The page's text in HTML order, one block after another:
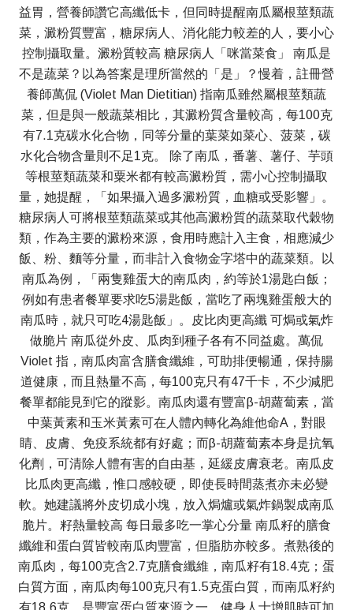
益胃，營養師讚它高纖低卡，但同時提醒南瓜屬根莖類蔬
菜，澱粉質豐富，糖尿病人、消化能力較差的人，要小心
控制攝取量。澱粉質較高 糖尿病人「咪當菜食」 南瓜是
不是蔬菜？以為答案是理所當然的「是」？慢着，註冊營
養師萬侃 (Violet Man Dietitian) 指南瓜雖然屬根莖類蔬
菜，但是與一般蔬菜相比，其澱粉質含量較高，每100克
有7.1克碳水化合物，同等分量的葉菜如菜心、菠菜，碳
水化合物含量則不足1克。 除了南瓜，番薯、薯仔、芋頭
等根莖類蔬菜和粟米都有較高澱粉質，需小心控制攝取
量，她提醒，「如果攝入過多澱粉質，血糖或受影響」。
糖尿病人可將根莖類蔬菜或其他高澱粉質的蔬菜取代穀物
類，作為主要的澱粉來源，食用時應計入主食，相應減少
飯、粉、麵等分量，而非計入食物金字塔中的蔬菜類。以
南瓜為例，「兩隻雞蛋大的南瓜肉，約等於1湯匙白飯；
例如有患者餐單要求吃5湯匙飯，當吃了兩塊雞蛋般大的
南瓜時，就只可吃4湯匙飯」。皮比肉更高纖 可焗或氣炸
做脆片 南瓜從外皮、瓜肉到種子各有不同益處。萬侃
Violet 指，南瓜肉富含膳食纖維，可助排便暢通，保持腸
道健康，而且熱量不高，每100克只有47千卡，不少減肥
餐單都能見到它的蹤影。南瓜肉還有豐富β-胡蘿蔔素，當
中葉黃素和玉米黃素可在人體內轉化為維他命A，對眼
睛、皮膚、免疫系統都有好處；而β-胡蘿蔔素本身是抗氧
化劑，可清除人體有害的自由基，延緩皮膚衰老。南瓜皮
比瓜肉更高纖，惟口感較硬，即使長時間蒸煮亦未必變
軟。她建議將外皮切成小塊，放入焗爐或氣炸鍋製成南瓜
脆片。籽熱量較高 每日最多吃一掌心分量 南瓜籽的膳食
纖維和蛋白質皆較南瓜肉豐富，但脂肪亦較多。煮熟後的
南瓜肉，每100克含2.7克膳食纖維，南瓜籽有18.4克；蛋
白質方面，南瓜肉每100克只有1.5克蛋白質，而南瓜籽約